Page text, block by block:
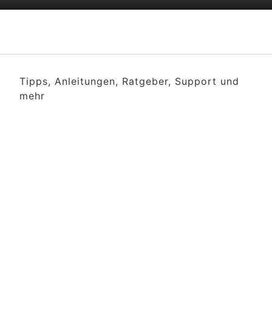
Tipps, Anleitungen, Ratgeber, Support und
mehr